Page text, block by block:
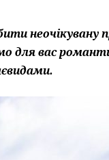
неочікувану
для вас